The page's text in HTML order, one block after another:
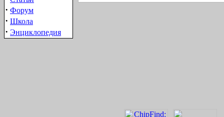
· Форум
· Школа
· Энциклопедия